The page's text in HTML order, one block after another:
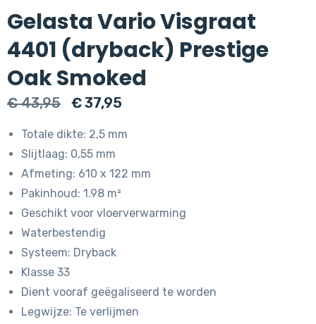
Gelasta Vario Visgraat
4401 (dryback) Prestige
Oak Smoked
€43,95
Oorspronkelijke
€ 43,95.
€37,95
€ 37,95.
Totale dikte: 2,5 mm
Slijtlaag: 0,55 mm
Afmeting: 610 x 122 mm
Pakinhoud: 1.98 m²
Geschikt voor vloerverwarming
Waterbestendig
Systeem: Dryback
Klasse 33
Dient vooraf geëgaliseerd te worden
Legwijze: Te verlijmen